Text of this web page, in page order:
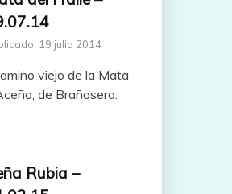
19 julio 2014
viejo de la Mata
de Brañosera.
Rubia –